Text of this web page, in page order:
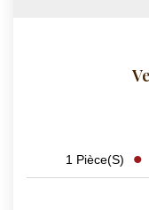
1 Pièce(s)